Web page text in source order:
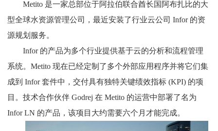
Metito 是一家总部位于阿拉伯联合酋长国阿布扎比的大
型全球水资源管理公司，最近安装了行业云公司 Infor 的资
源规划服务。
Infor 的产品为多个行业提供基于云的分析和流程管理
系统。Metito 现在已经定制了多个外部应用程序并将它们集
成到 Infor 套件中，交付具有独特关键绩效指标 (KPI) 的项
目。技术合作伙伴 Godrej 在 Metito 的运营中部署了名为
Infor LN 的产品，该项目大约需要六个月才能完成。